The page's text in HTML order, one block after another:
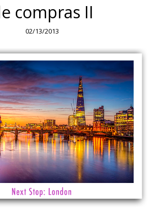
compras II
02/13/2013